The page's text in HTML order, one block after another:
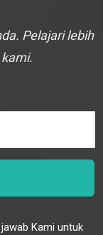
Pelajari lebih
Kami untuk